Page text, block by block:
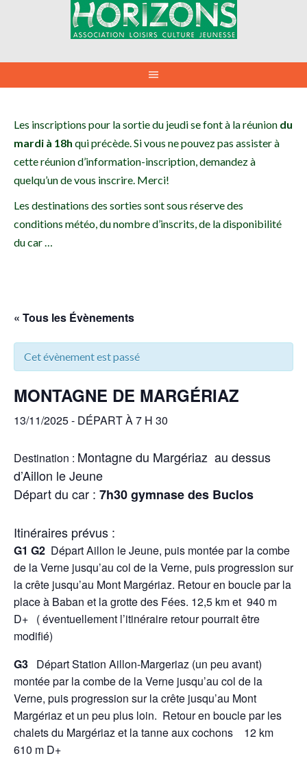
Les inscriptions pour la sortie du jeudi se font à la réunion du
mardi à 18h qui précède. Si vous ne pouvez pas assister à
cette réunion d’information-inscription, demandez à
quelqu’un de vous inscrire. Merci!
Les destinations des sorties sont sous réserve des
conditions météo, du nombre d’inscrits, de la disponibilité
du car …
« Tous les Évènements
Cet évènement est passé
MONTAGNE DE MARGÉRIAZ
13/11/2025 - DÉPART À 7 H 30
Destination : Montagne du Margériaz au dessus
d’Aillon le Jeune
Départ du car : 7h30 gymnase des Buclos
Itinéraires prévus :
G1 G2 Départ Aillon le Jeune, puis montée par la combe
de la Verne jusqu’au col de la Verne, puis progression sur
la crête jusqu’au Mont Margériaz. Retour en boucle par la
place à Baban et la grotte des Fées. 12,5 km et 940 m
D+ ( éventuellement l’itinéraire retour pourrait être
modifié)
G3 Départ Station Aillon-Margeriaz (un peu avant)
montée par la combe de la Verne jusqu’au col de la
Verne, puis progression sur la crête jusqu’au Mont
Margériaz et un peu plus loin. Retour en boucle par les
chalets du Margériaz et la tanne aux cochons
12 km
610 m D+